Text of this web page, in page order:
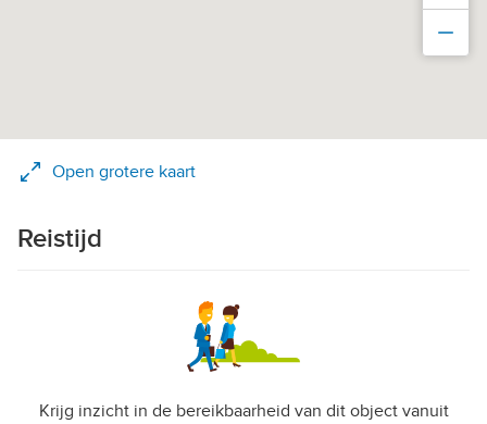
Open grotere kaart
Reistijd
Krijg inzicht in de bereikbaarheid van dit object vanuit